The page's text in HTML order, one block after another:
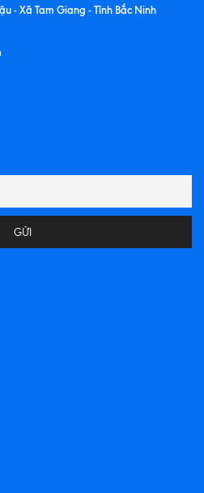
- Xã Tam Giang - Tỉnh Bắc Ninh
GỬI